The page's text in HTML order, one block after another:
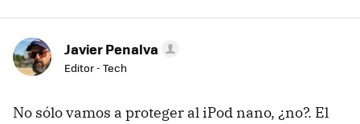
Javier Penalva
Editor - Tech
No sólo vamos a proteger al iPod nano, ¿no?. El